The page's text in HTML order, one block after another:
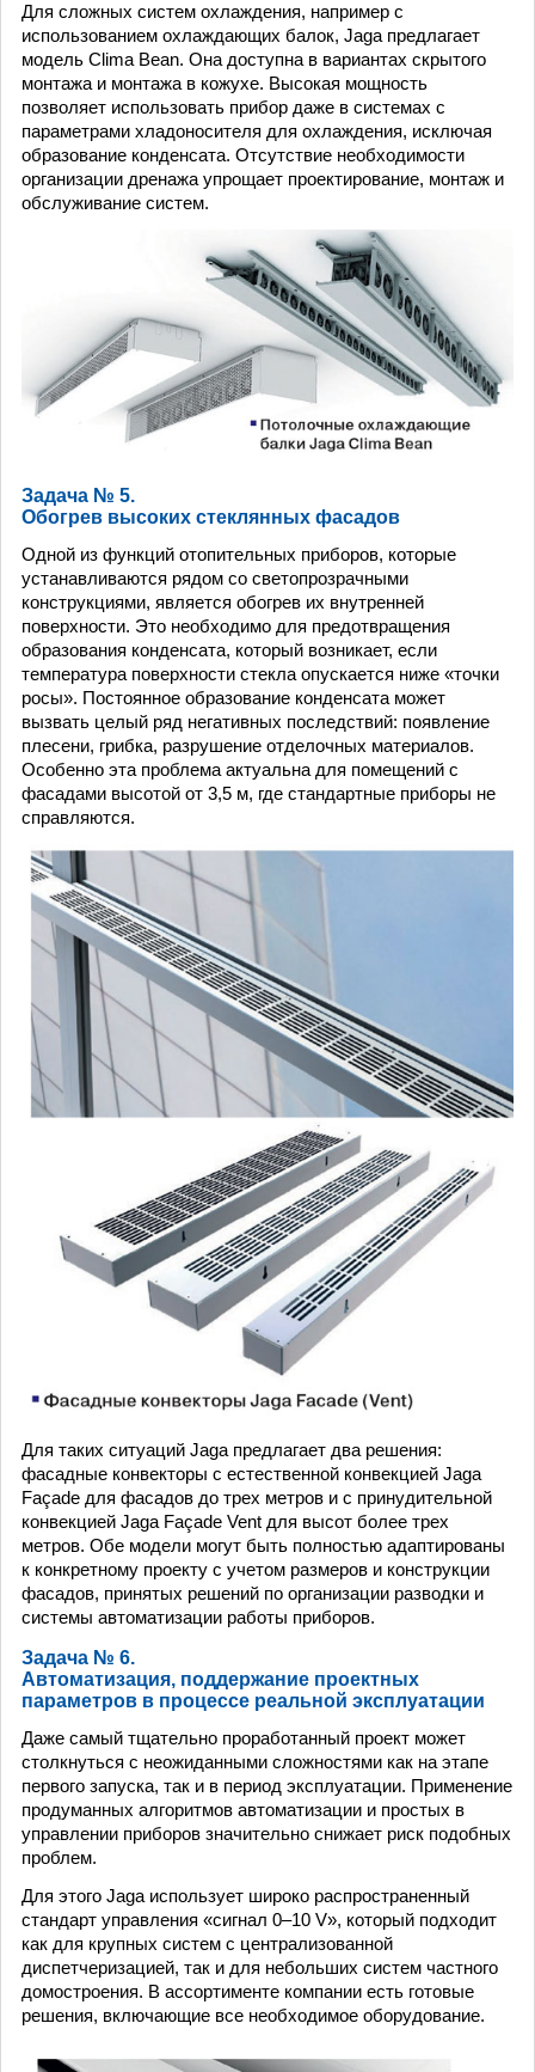
Для сложных систем охлаждения, например с
использованием охлаждающих балок, Jaga предлагает
модель Clima Bean. Она доступна в вариантах скрытого
монтажа и монтажа в кожухе. Высокая мощность
позволяет использовать прибор даже в системах с
параметрами хладоносителя для охлаждения, исключая
образование конденсата. Отсутствие необходимости
организации дренажа упрощает проектирование, монтаж и
обслуживание систем.
Задача № 5.
Обогрев высоких стеклянных фасадов
Одной из функций отопительных приборов, которые
устанавливаются рядом со светопрозрачными
конструкциями, является обогрев их внутренней
поверхности. Это необходимо для предотвращения
образования конденсата, который возникает, если
температура поверхности стекла опускается ниже «точки
росы». Постоянное образование конденсата может
вызвать целый ряд негативных последствий: появление
плесени, грибка, разрушение отделочных материалов.
Особенно эта проблема актуальна для помещений с
фасадами высотой от 3,5 м, где стандартные приборы не
справляются.
Для таких ситуаций Jaga предлагает два решения:
фасадные конвекторы с естественной конвекцией Jaga
Façade для фасадов до трех метров и с принудительной
конвекцией Jaga Façade Vent для высот более трех
метров. Обе модели могут быть полностью адаптированы
к конкретному проекту с учетом размеров и конструкции
фасадов, принятых решений по организации разводки и
системы автоматизации работы приборов.
Задача № 6.
Автоматизация, поддержание проектных
параметров в процессе реальной эксплуатации
Даже самый тщательно проработанный проект может
столкнуться с неожиданными сложностями как на этапе
первого запуска, так и в период эксплуатации. Применение
продуманных алгоритмов автоматизации и простых в
управлении приборов значительно снижает риск подобных
проблем.
Для этого Jaga использует широко распространенный
стандарт управления «сигнал 0–10 V», который подходит
как для крупных систем с централизованной
диспетчеризацией, так и для небольших систем частного
домостроения. В ассортименте компании есть готовые
решения, включающие все необходимое оборудование.